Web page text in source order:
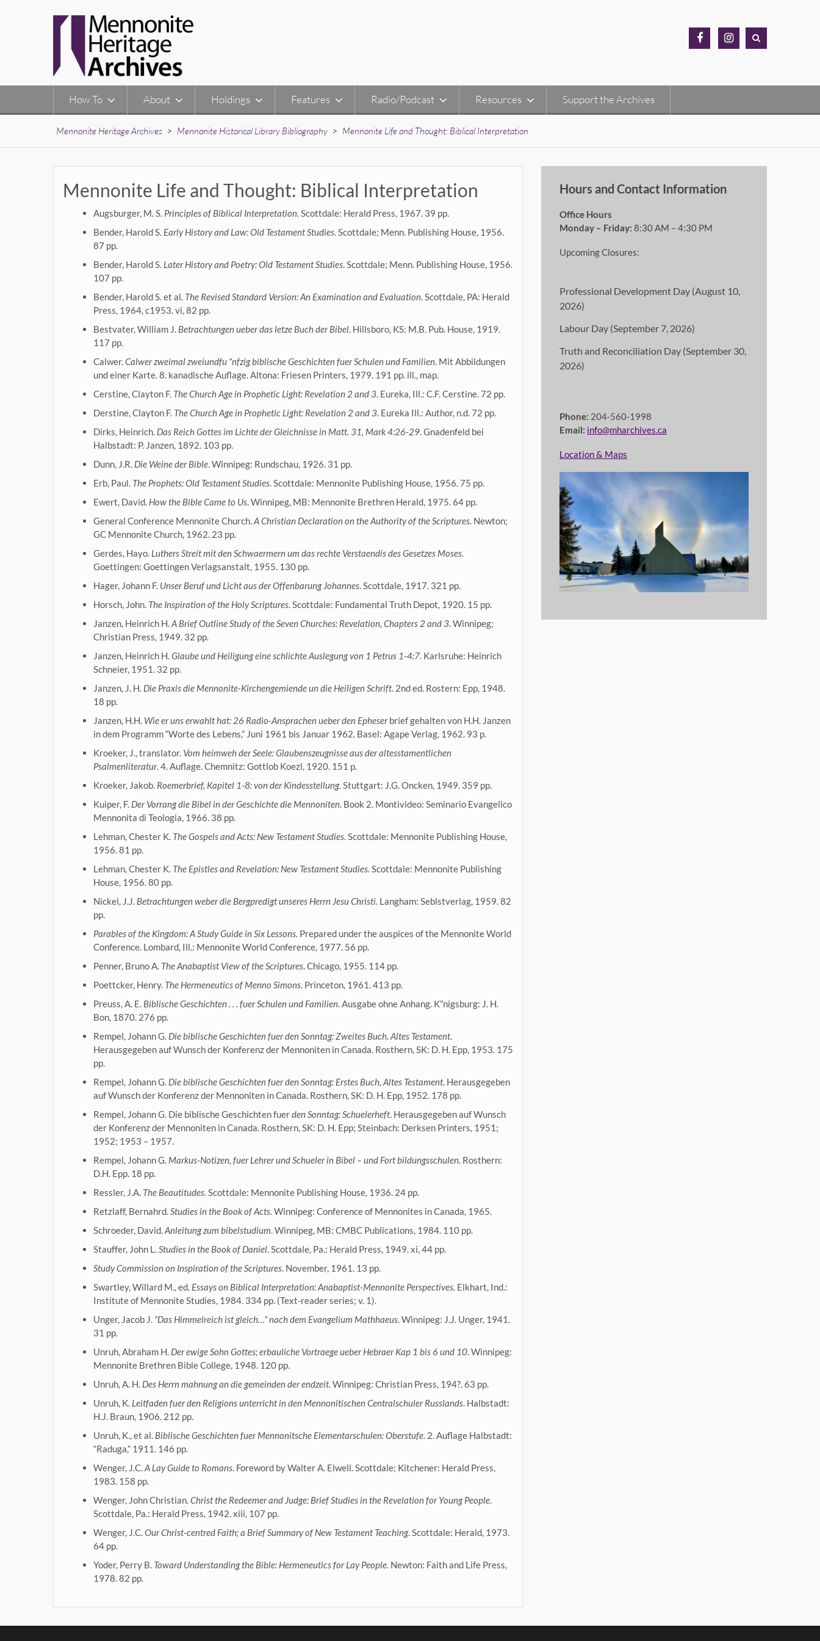
How To About Holdings Features Radio/Podcast Resources Support the Archives
Mennonite Heritage Archives > Mennonite Historical Library Bibliography > Mennonite Life and Thought: Biblical Interpretation
Mennonite Life and Thought: Biblical Interpretation
Augsburger, M. S. Principles of Biblical Interpretation. Scottdale: Herald Press, 1967. 39 pp.
Bender, Harold S. Early History and Law: Old Testament Studies. Scottdale; Menn. Publishing House, 1956.
87 pp.
Bender, Harold S. Later History and Poetry: Old Testament Studies. Scottdale; Menn. Publishing House, 1956.
107 pp.
Bender, Harold S. et al. The Revised Standard Version: An Examination and Evaluation. Scottdale, PA: Herald
Press, 1964, c1953. vi, 82 pp.
Bestvater, William J. Betrachtungen ueber das letze Buch der Bibel. Hillsboro, KS: M.B. Pub. House, 1919.
117 pp.
Calwer.Calwer zweimal zweiundfu “nfzig biblischeGeschichten fuer Schulen und Familien. Mit Abbildungen
und einer Karte. 8. kanadische Auflage. Altona: Friesen Printers, 1979. 191 pp. ill., map.
Cerstine, Clayton F. The Church Age in Prophetic Light: Revelation 2 and 3. Eureka, Ill.: C.F. Cerstine. 72 pp.
Derstine, Clayton F. The Church Age in Prophetic Light: Revelation 2 and 3. Eureka Ill.: Author, n.d. 72 pp.
Dirks, Heinrich. Das Reich Gottes im Lichte der Gleichnisse in Matt. 31, Mark 4:26-29. Gnadenfeld bei
Halbstadt: P. Janzen, 1892. 103 pp.
Dunn, J.R. Die Weine der Bible. Winnipeg: Rundschau, 1926. 31 pp.
Erb, Paul. The Prophets: Old Testament Studies. Scottdale: Mennonite Publishing House, 1956. 75 pp.
Ewert, David. How the Bible Came to Us. Winnipeg, MB: Mennonite Brethren Herald, 1975. 64 pp.
General Conference Mennonite Church.A Christian Declaration on the Authority of the Scriptures. Newton;
GC Mennonite Church, 1962. 23 pp.
Gerdes, Hayo. Luthers Streit mit den Schwaermern um das rechte Verstaendis des Gesetzes Moses.
Goettingen: Goettingen Verlagsanstalt, 1955. 130 pp.
Hager, Johann F. Unser Beruf und Licht aus der Offenbarung Johannes. Scottdale, 1917. 321 pp.
Horsch, John. The Inspiration of the Holy Scriptures. Scottdale: Fundamental Truth Depot, 1920. 15 pp.
Janzen, Heinrich H.A Brief Outline Study of the Seven Churches: Revelation, Chapters 2 and 3. Winnipeg;
Christian Press, 1949. 32 pp.
Janzen, Heinrich H.Glaube und Heiligung eine schlichte Auslegung von 1 Petrus 1-4:7. Karlsruhe: Heinrich
Schneier, 1951. 32 pp.
Janzen, J. H. Die Praxis die Mennonite-Kirchengemiende un die Heiligen Schrift. 2nd ed. Rostern: Epp, 1948.
18 pp.
Janzen, H.H. Wie er uns erwahlt hat: 26 Radio-Ansprachen ueber den Epheserbrief gehalten von H.H. Janzen
in dem Programm “Worte des Lebens,” Juni 1961 bis Januar 1962. Basel: Agape Verlag, 1962. 93 p.
Kroeker, J., translator. Vom heimweh der Seele: Glaubenszeugnisse aus der altesstamentlichen
Psalmenliteratur. 4. Auflage. Chemnitz: Gottlob Koezl, 1920. 151 p.
Kroeker, Jakob. Roemerbrief, Kapitel 1-8: von der Kindesstellung. Stuttgart: J.G. Oncken, 1949. 359 pp.
Kuiper, F. Der Vorrang die Bibel in der Geschichte die Mennoniten. Book 2. Montivideo: Seminario Evangelico
Mennonita di Teologia, 1966. 38 pp.
Lehman, Chester K. The Gospels and Acts: New Testament Studies. Scottdale: Mennonite Publishing House,
1956. 81 pp.
Lehman, Chester K. The Epistles and Revelation: New Testament Studies. Scottdale: Mennonite Publishing
House, 1956. 80 pp.
Nickel, J.J. Betrachtungen weber die Bergpredigt unseres Herrn Jesu Christi. Langham: Seblstverlag, 1959. 82
pp.
Parables of the Kingdom: A Study Guide in Six Lessons. Prepared under the auspices of the Mennonite World
Conference. Lombard, Ill.: Mennonite World Conference, 1977. 56 pp.
Penner, Bruno A. The Anabaptist View of the Scriptures. Chicago, 1955. 114 pp.
Poettcker, Henry. The Hermeneutics of Menno Simons. Princeton, 1961. 413 pp.
Preuss, A. E. Biblische Geschichten . . . fuer Schulen und Familien. Ausgabe ohne Anhang. K”nigsburg: J. H.
Bon, 1870. 276 pp.
Rempel, Johann G. Die biblische Geschichten fuer denSonntag: Zweites Buch. Altes Testament.
Herausgegeben auf Wunsch der Konferenz der Mennoniten in Canada. Rosthern, SK: D. H. Epp, 1953. 175
pp.
Rempel, Johann G. Die biblische Geschichten fuer denSonntag: Erstes Buch, Altes Testament. Herausgegeben
auf Wunsch der Konferenz der Mennoniten in Canada. Rosthern, SK: D. H. Epp, 1952. 178 pp.
Rempel, Johann G. Die biblische Geschichten fuerden Sonntag: Schuelerheft. Herausgegeben auf Wunsch
der Konferenz der Mennoniten in Canada. Rosthern, SK: D. H. Epp; Steinbach: Derksen Printers, 1951;
1952; 1953 – 1957.
Rempel, Johann G. Markus-Notizen, fuer Lehrer und Schueler in Bibel – und Fort bildungsschulen. Rosthern:
D.H. Epp. 18 pp.
Ressler, J.A. The Beautitudes. Scottdale: Mennonite Publishing House, 1936. 24 pp.
Retzlaff, Bernahrd.Studies in the Book of Acts. Winnipeg: Conference of Mennonites in Canada, 1965.
Schroeder, David.Anleitung zum bibelstudium. Winnipeg, MB: CMBC Publications, 1984. 110 pp.
Stauffer, John L.Studies in the Book of Daniel. Scottdale, Pa.: Herald Press, 1949. xi, 44 pp.
Study Commission on Inspiration of the Scriptures. November, 1961. 13 pp.
Swartley, Willard M., ed. Essays on Biblical Interpretation: Anabaptist-Mennonite Perspectives. Elkhart, Ind.:
Institute of Mennonite Studies, 1984. 334 pp. (Text-reader series; v. 1).
Unger, Jacob J. “Das Himmelreich ist gleich…” nach dem Evangelium Mathhaeus. Winnipeg: J.J. Unger, 1941.
31 pp.
Unruh, Abraham H. Der ewige Sohn Gottes; erbauliche Vortraege ueber Hebraer Kap 1 bis 6 und 10. Winnipeg:
Mennonite Brethren Bible College, 1948. 120 pp.
Unruh, A. H. Des Herrn mahnung an die gemeinden der endzeit. Winnipeg: Christian Press, 194?. 63 pp.
Unruh, K. Leitfaden fuer den Religions unterricht in den Mennonitischen Centralschuler Russlands. Halbstadt:
H.J. Braun, 1906. 212 pp.
Unruh, K., et al. Biblische Geschichten fuer Mennonitsche Elementarschulen: Oberstufe. 2. Auflage Halbstadt:
“Raduga,” 1911. 146 pp.
Wenger, J.C.A Lay Guide to Romans. Foreword by Walter A. Elwell. Scottdale; Kitchener: Herald Press,
1983. 158 pp.
Wenger, John Christian.Christ the Redeemer and Judge: Brief Studies in the Revelation for Young People.
Scottdale, Pa.: Herald Press, 1942. xiii, 107 pp.
Wenger, J.C.Our Christ-centred Faith; a Brief Summary of New Testament Teaching. Scottdale: Herald, 1973.
64 pp.
Yoder, Perry B. Toward Understanding the Bible: Hermeneutics for Lay People. Newton: Faith and Life Press,
1978. 82 pp.
Hours and Contact Information
Office Hours
Monday – Friday: 8:30 AM – 4:30 PM
Upcoming Closures:
Professional Development Day (August 10,
2026)
Labour Day (September 7, 2026)
Truth and Reconciliation Day (September 30,
2026)
Phone: 204-560-1998
Email: info@mharchives.ca
Location & Maps